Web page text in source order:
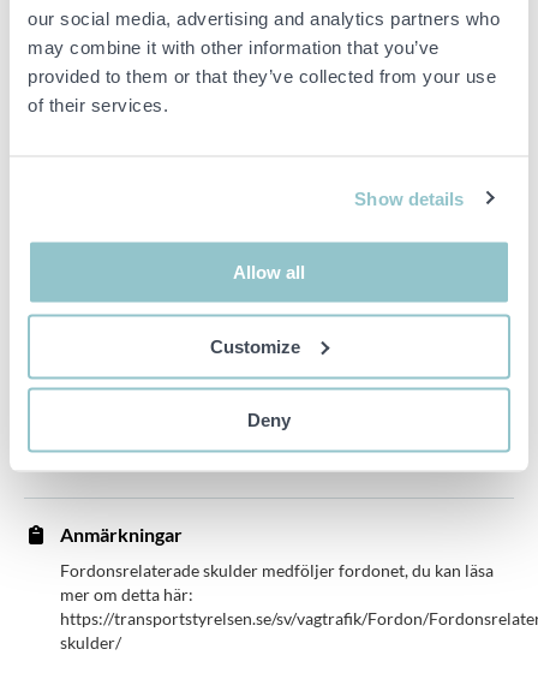
our social media, advertising and analytics partners who
may combine it with other information that you’ve
provided to them or that they’ve collected from your use
of their services.
Show details
Allow all
Customize
Deny
Indikation på service/oljebyte, missljud från motorhus vid
uppstart.
Mått och vikt:
Bredd: 1745 mm
Tjänstevikt:1199 kg
Om bilen säljs utanför Sverige/export så kommer
registreringsskyltarna att plockas bort. Fordonet levereras
Anmärkningar
Fordonsrelaterade skulder medföljer fordonet, du kan läsa
mer om detta här:
https://transportstyrelsen.se/sv/vagtrafik/Fordon/
skulder/